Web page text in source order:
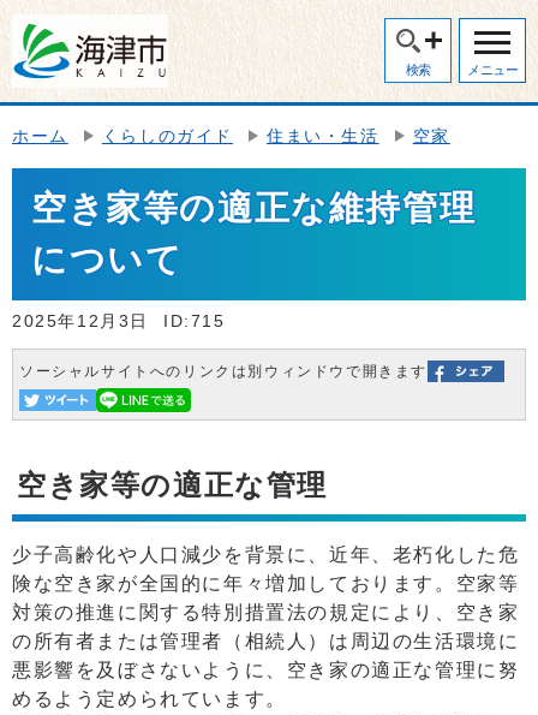
検索 メニュー
ホーム くらしのガイド 住まい・生活 空家
空き家等の適正な維持管理
について
2025年12月3日 ID:715
ソーシャルサイトへのリンクは別ウィンドウで開きます
空き家等の適正な管理
少子高齢化や人口減少を背景に、近年、老朽化した危
険な空き家が全国的に年々増加しております。空家等
対策の推進に関する特別措置法の規定により、空き家
の所有者または管理者（相続人）は周辺の生活環境に
悪影響を及ぼさないように、空き家の適正な管理に努
めるよう定められています。